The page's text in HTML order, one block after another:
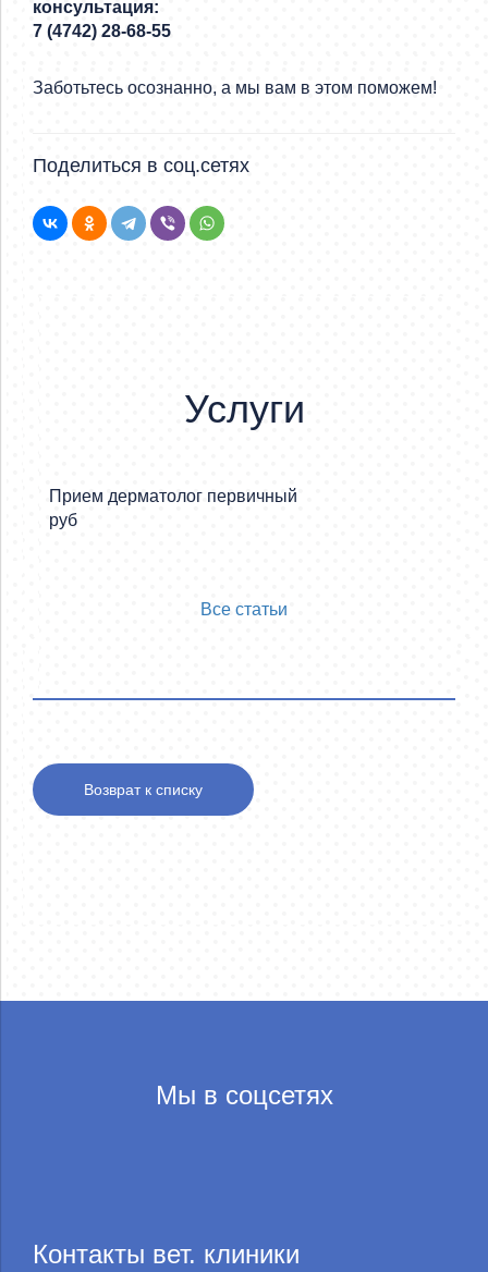
консультация:
7 (4742) 28-68-55
Заботьтесь осознанно, а мы вам в этом поможем!
Поделиться в соц.сетях
Услуги
Прием дерматолог первичный
руб
Все статьи
Возврат к списку
Мы в соцсетях
Контакты вет. клиники